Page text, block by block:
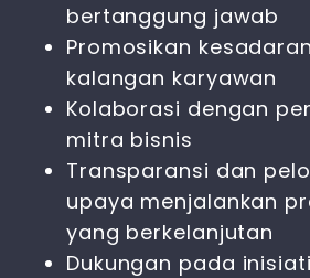
bertanggung jawab
Promosikan
kalangan karyawan
Kolaborasi dengan
mitra bisnis
Transparansi dan
upaya menjalankan
yang berkelanjutan
Dukungan pada